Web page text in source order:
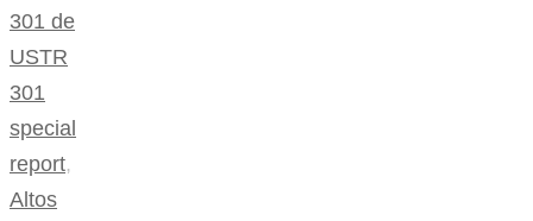
301 de
USTR
301
special
report,
Altos